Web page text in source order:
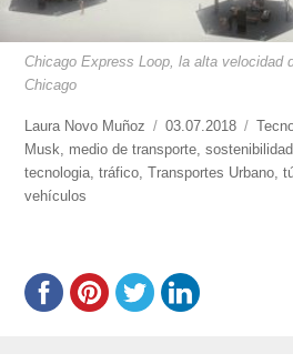
Chicago Express Loop, la alta velocidad
Chicago
https://www.experimenta.es/author/laura-
novo-
munoz/
Laura Novo Muñoz
Publicado
el
03.07.2018
Musk
medio de transporte ,sostenibilidad
tecnologia ,tráfico ,Transportes Urbano ,
vehículos